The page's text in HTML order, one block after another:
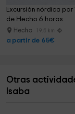
Excursión nórdica por
de Hecho 6 horas
Hecho 19.5 km
a partir de 65€
Otras
Isaba